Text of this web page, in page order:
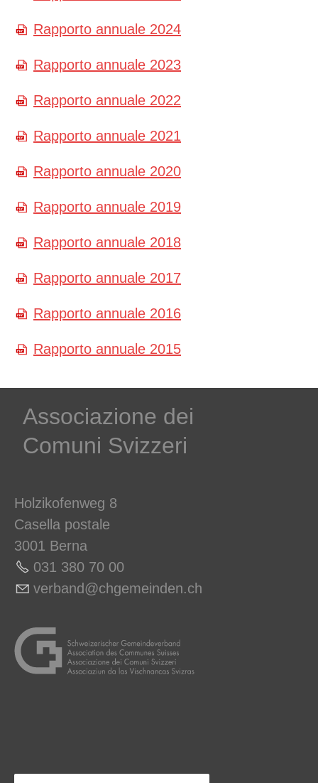
Rapporto annuale 2024
Rapporto annuale 2023
Rapporto annuale 2022
Rapporto annuale 2021
Rapporto annuale 2020
Rapporto annuale 2019
Rapporto annuale 2018
Rapporto annuale 2017
Rapporto annuale 2016
Rapporto annuale 2015
Associazione dei
Comuni Svizzeri
Holzikofenweg 8
Casella postale
3001 Berna
031 380 70 00
v rb nd chg m nd n ch